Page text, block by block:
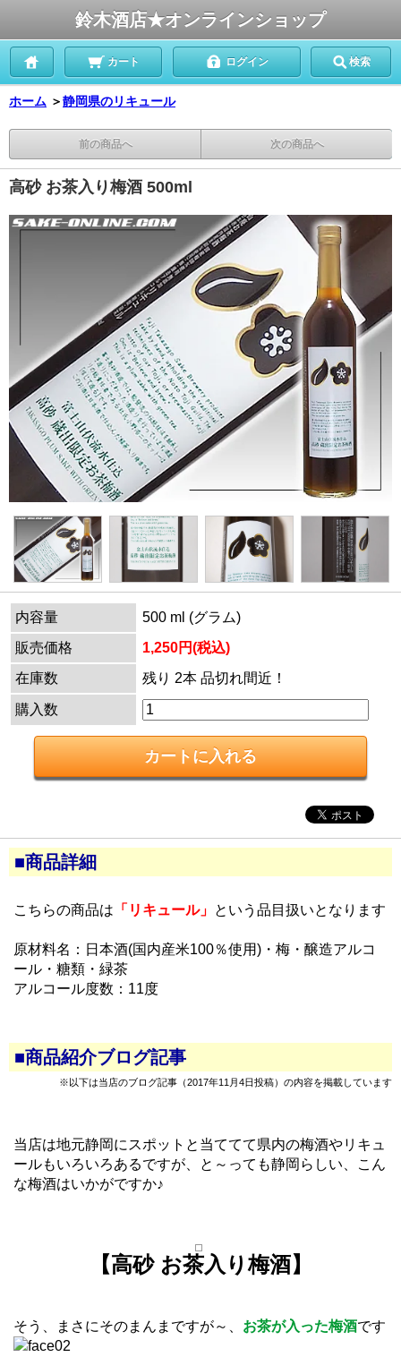
鈴木酒店★オンラインショップ
カート ログイン 検索
ホーム ＞静岡県のリキュール
前の商品へ 次の商品へ
高砂 お茶入り梅酒 500ml
内容量
500 ml (グラム)
販売価格
1,250円(税込)
在庫数
残り 2本 品切れ間近！
購入数
■商品詳細
こちらの商品は 「リキュール」 という品目扱いとなります
原材料名：日本酒(国内産米100％使用)・梅・醸造アルコ
ール・糖類・緑茶
アルコール度数：11度
■商品紹介ブログ記事
※以下は当店のブログ記事（2017年11月4日投稿）の内容を掲載しています
当店は地元静岡にスポットと当ててて県内の梅酒やリキュ
ールもいろいろあるですが、と～っても静岡らしい、こん
な梅酒はいかがですか♪
【高砂 お茶入り梅酒】
そう、まさにそのまんまですが～、 お茶が入った梅酒です